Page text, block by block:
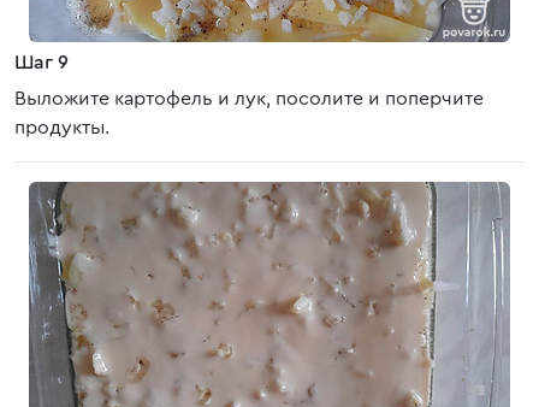
Шаг 9
Выложите картофель и лук, посолите и поперчите
продукты.